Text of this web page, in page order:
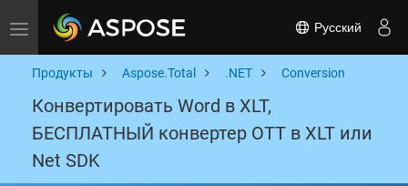
Toggle navigation Русский
Продукты Aspose.Total .NET Conversion
Конвертировать Word в XLT,
БЕСПЛАТНЫЙ конвертер OTT в XLT или
Net SDK